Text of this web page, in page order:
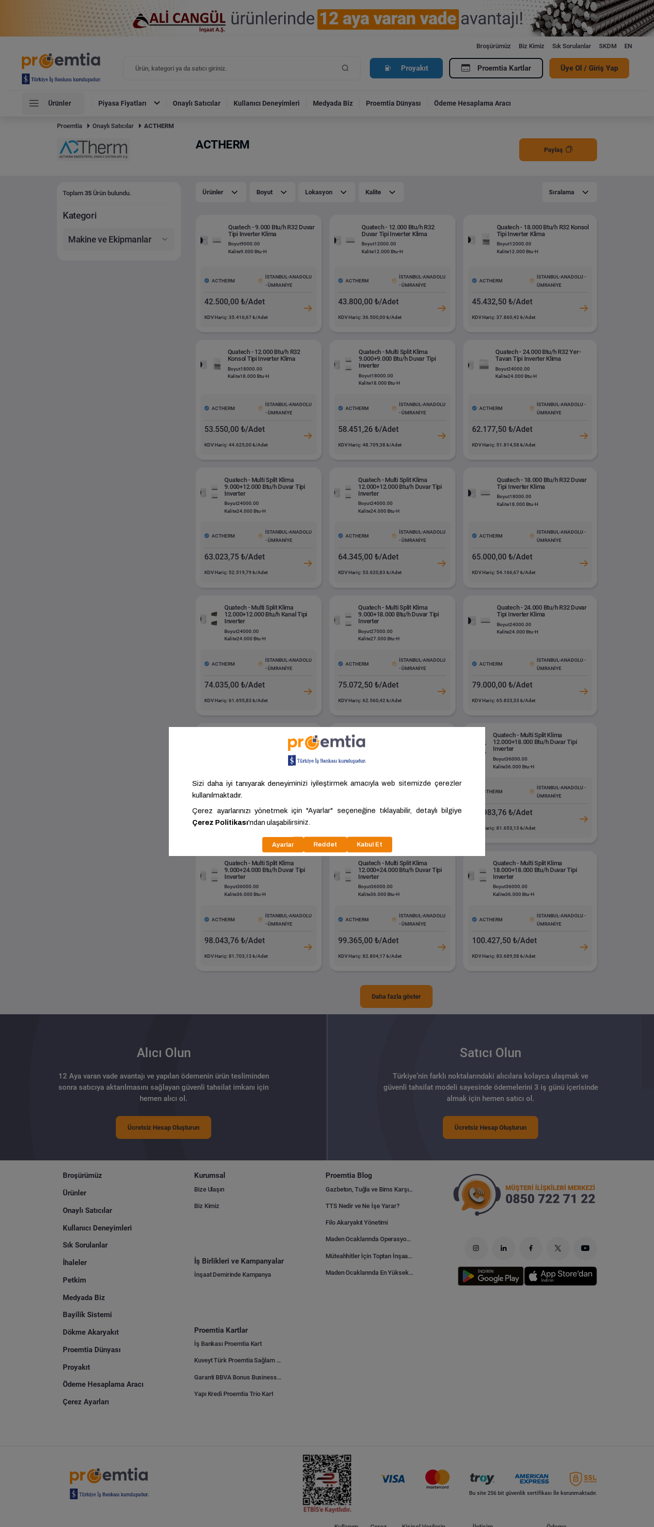
Broşürümüz Biz Kimiz Sık Sorulanlar SKDM EN
Proyakıt Proemtia Kartlar Üye Ol / Giriş Yap
Ürünler Piyasa Fiyatları Onaylı Satıcılar Kullanıcı Deneyimleri Medyada Biz Proemtia Dünyası Ödeme Hesaplama Aracı
Proemtia Onaylı Satıcılar ACTHERM
ACTHERM Paylaş
Toplam35 Ürün bulundu.
Kategori
Makine ve Ekipmanlar
Ürünler Boyut Lokasyon Kalite Sıralama
Quatech - 9.000 Btu/h R32 Duvar
Tipi Inverter Klima
Boyut9000.00
Kalite9.000 Btu-H
ACTHERM
İSTANBUL-ANADOLU
- ÜMRANİYE
42.500,00 ₺/Adet
KDV Hariç: 35.416,67 ₺/Adet
Quatech - 12.000 Btu/h R32
Duvar Tipi Inverter Klima
Boyut12000.00
Kalite12.000 Btu-H
ACTHERM
İSTANBUL-ANADOLU
- ÜMRANİYE
43.800,00 ₺/Adet
KDV Hariç: 36.500,00 ₺/Adet
Quatech - 18.000 Btu/h R32 Konsol
Tipi Inverter Klima
Boyut12000.00
Kalite12.000 Btu-H
ACTHERM
İSTANBUL-ANADOLU -
ÜMRANİYE
45.432,50 ₺/Adet
KDV Hariç: 37.860,42 ₺/Adet
Quatech - 12.000 Btu/h R32
Konsol Tipi Inverter Klima
Boyut18000.00
Kalite18.000 Btu-H
ACTHERM
İSTANBUL-ANADOLU
- ÜMRANİYE
53.550,00 ₺/Adet
KDV Hariç: 44.625,00 ₺/Adet
Quatech - Multi Split Klima
9.000+9.000 Btu/h Duvar Tipi
Inverter
Boyut18000.00
Kalite18.000 Btu-H
ACTHERM
İSTANBUL-ANADOLU
- ÜMRANİYE
58.451,26 ₺/Adet
KDV Hariç: 48.709,38 ₺/Adet
Quatech - 24.000 Btu/h R32 Yer-
Tavan Tipi Inverter Klima
Boyut24000.00
Kalite24.000 Btu-H
ACTHERM
İSTANBUL-ANADOLU -
ÜMRANİYE
62.177,50 ₺/Adet
KDV Hariç: 51.814,58 ₺/Adet
Quatech - Multi Split Klima
9.000+12.000 Btu/h Duvar Tipi
Inverter
Boyut24000.00
Kalite24.000 Btu-H
ACTHERM
İSTANBUL-ANADOLU
- ÜMRANİYE
63.023,75 ₺/Adet
KDV Hariç: 52.519,79 ₺/Adet
Quatech - Multi Split Klima
12.000+12.000 Btu/h Duvar Tipi
Inverter
Boyut24000.00
Kalite24.000 Btu-H
ACTHERM
İSTANBUL-ANADOLU
- ÜMRANİYE
64.345,00 ₺/Adet
KDV Hariç: 53.620,83 ₺/Adet
Quatech - 18.000 Btu/h R32 Duvar
Tipi Inverter Klima
Boyut18000.00
Kalite18.000 Btu-H
ACTHERM
İSTANBUL-ANADOLU -
ÜMRANİYE
65.000,00 ₺/Adet
KDV Hariç: 54.166,67 ₺/Adet
Quatech - Multi Split Klima
12.000+12.000 Btu/h Kanal Tipi
Inverter
Boyut24000.00
Kalite24.000 Btu-H
ACTHERM
İSTANBUL-ANADOLU
- ÜMRANİYE
74.035,00 ₺/Adet
KDV Hariç: 61.695,83 ₺/Adet
Quatech - Multi Split Klima
9.000+18.000 Btu/h Duvar Tipi
Inverter
Boyut27000.00
Kalite27.000 Btu-H
ACTHERM
İSTANBUL-ANADOLU
- ÜMRANİYE
75.072,50 ₺/Adet
KDV Hariç: 62.560,42 ₺/Adet
Quatech - 24.000 Btu/h R32 Duvar
Tipi Inverter Klima
Boyut24000.00
Kalite24.000 Btu-H
ACTHERM
İSTANBUL-ANADOLU -
ÜMRANİYE
79.000,00 ₺/Adet
KDV Hariç: 65.833,33 ₺/Adet
12.000+12.000 Btu/h Kaset Tipi
ACTHERM
İSTANBUL-ANADOLU
83.045,00 ₺/Adet
Salon Tipi Inverter Klima
Kalite
İSTANBUL-ANADOLU
92.600,00 ₺/Adet
Quatech - Multi Split Klima
12.000+18.000 Btu/h Duvar Tipi
Inverter
Boyut36000.00
Kalite36.000 Btu-H
ACTHERM
İSTANBUL-ANADOLU -
ÜMRANİYE
97.983,76 ₺/Adet
KDV Hariç: 81.653,13 ₺/Adet
Quatech - Multi Split Klima
9.000+24.000 Btu/h Duvar Tipi
Inverter
Boyut36000.00
Kalite36.000 Btu-H
ACTHERM
İSTANBUL-ANADOLU
- ÜMRANİYE
98.043,76 ₺/Adet
KDV Hariç: 81.703,13 ₺/Adet
Quatech - Multi Split Klima
12.000+24.000 Btu/h Duvar Tipi
Inverter
Boyut36000.00
Kalite36.000 Btu-H
ACTHERM
İSTANBUL-ANADOLU
- ÜMRANİYE
99.365,00 ₺/Adet
KDV Hariç: 82.804,17 ₺/Adet
Quatech - Multi Split Klima
18.000+18.000 Btu/h Duvar Tipi
Inverter
Boyut36000.00
Kalite36.000 Btu-H
ACTHERM
İSTANBUL-ANADOLU -
ÜMRANİYE
100.427,50 ₺/Adet
KDV Hariç: 83.689,58 ₺/Adet
Daha fazla göster
Alıcı Olun
12 Aya varan vade avantajı ve yapılan ödemenin ürün tesliminden
sonra satıcıya aktarılmasını sağlayan güvenli tahsilat imkanı için
hemen alıcı ol.
Ücretsiz Hesap Oluşturun
Satıcı Olun
Türkiye’nin farklı noktalarındaki alıcılara kolayca ulaşmak ve
güvenli tahsilat modeli sayesinde ödemelerini 3 iş günü içerisinde
almak için hemen satıcı ol.
Ücretsiz Hesap Oluşturun
Broşürümüz
Ürünler
Onaylı Satıcılar
Kullanıcı Deneyimleri
Sık Sorulanlar
İhaleler
Petkim
Medyada Biz
Bayilik Sistemi
Dökme Akaryakıt
Proemtia Dünyası
Proyakıt
Ödeme Hesaplama Aracı
Çerez Ayarları
Kurumsal
Bize Ulaşın
Biz Kimiz
İş Birlikleri ve Kampanyalar
İnşaat Demirinde Kampanya
Proemtia Kartlar
İş Bankası Proemtia Kart
Kuveyt Türk Proemtia Sağlam Bayi Kart
Garanti BBVA Bonus Business Proemtia Bayi Kart
Yapı Kredi Proemtia Trio Kart
Proemtia Blog
Gazbeton, Tuğla ve Bims Karşılaştırması: Hangisi Daha Avantajlı?
TTS Nedir ve Ne İşe Yarar?
Filo Akaryakıt Yönetimi
Maden Ocaklarında Operasyonel Verimlilik Nasıl Arttırılır?
Müteahhitler İçin Toptan İnşaat Malzemesi Satın Alma Rehberi
Maden Ocaklarında En Yüksek Gider Kalemleri Nelerdir?
Bu site 256 bit güvenlik sertifikası İle korunmaktadır.